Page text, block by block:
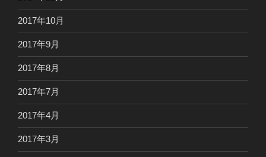
2017年10月
2017年9月
2017年8月
2017年7月
2017年4月
2017年3月